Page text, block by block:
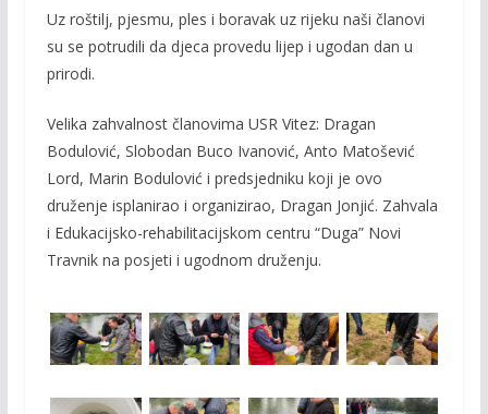
Uz roštilj, pjesmu, ples i boravak uz rijeku naši članovi
su se potrudili da djeca provedu lijep i ugodan dan u
prirodi.
Velika zahvalnost članovima USR Vitez: Dragan
Bodulović, Slobodan Buco Ivanović, Anto Matošević
Lord, Marin Bodulović i predsjedniku koji je ovo
druženje isplanirao i organizirao, Dragan Jonjić. Zahvala
i Edukacijsko-rehabilitacijskom centru “Duga” Novi
Travnik na posjeti i ugodnom druženju.